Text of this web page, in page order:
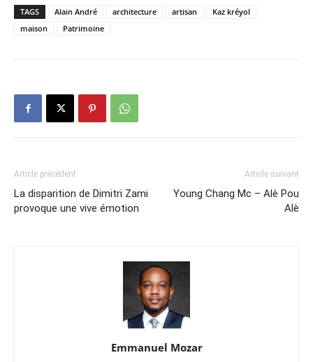
TAGS Alain André architecture artisan
Kaz kréyol
maison
Patrimoine
Article précédent
La disparition de Dimitri Zami
provoque une vive émotion
Article suivant
Young Chang Mc – Alè Pou
Alè
Emmanuel Mozar